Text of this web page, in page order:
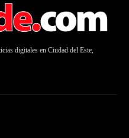
digitales en Ciudad del Este,